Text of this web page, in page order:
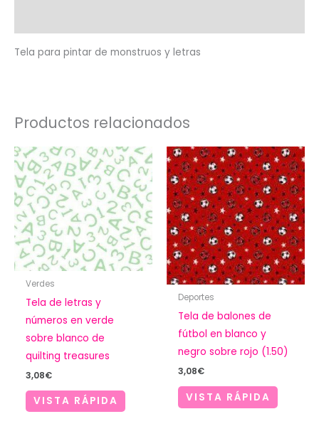
Tela para pintar de monstruos y letras
Productos relacionados
Verdes
Tela de letras y
números en verde
sobre blanco de
quilting treasures
3,08€
VISTA RÁPIDA
Deportes
Tela de balones de
fútbol en blanco y
negro sobre rojo (1.50)
3,08€
VISTA RÁPIDA